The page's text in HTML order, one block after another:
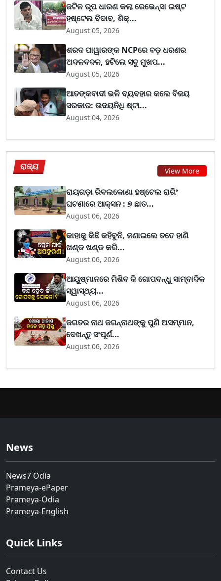
ଜଟିଳ ରୂପ ଧାରଣ କଲା ରେଭେନ୍ସା ଇଷ୍ଟ
ହଷ୍ଟେଲ ବିଦାବ, ଶିକ୍...
August 05, 2026
ଶରଦ ପାୱାରଙ୍କ NCPରେ ବଡ଼ ଧରଣର
ଅଦଳବଦଳ, ହଟିଲେ ସବୁ ମୁଖପ...
August 05, 2026
ଆତଙ୍କବାଦୀ ଭଳି ବ୍ୟବହାର କଲେ ବିଜୟ
ସରକାର: ଉଦୟନିଧି ଷ୍ଟା...
August 04, 2026
ରାଜ୍ୟ View More
ରାୟଗଡ଼ା ରିବଲକୋଣା ହଷ୍ଟେଲ ରାଗିଂ
ଘଟଣାରେ ଆକ୍ସନ : ୭ ଛାତ...
August 06, 2026
କାହାକୁ କିଛି କହିବୁନି, ଜଣାଇଲେ ତତେ ହାଣି
ଖଣ୍ଡ ଖଣ୍ଡ କରି...
August 06, 2026
ଆୟୁଷ୍ମାନରେ ମିଶିବ କି ଗୋପବନ୍ଧୁ ସାମ୍ବାଦିକ
ସ୍ୱାସ୍ଥ୍ୟ...
August 06, 2026
ଜଗତର ନାଥ ଜଗନ୍ନାଥଙ୍କୁ ପୁଣି ଅସମ୍ମାନ,
ଦେଖନ୍ତୁ ସଂପୂର୍ଣ...
August 06, 2026
News
News7 Odia
Prameya-ePaper
Prameya-Odia
Prameya-English
Quick Links
Contact Us